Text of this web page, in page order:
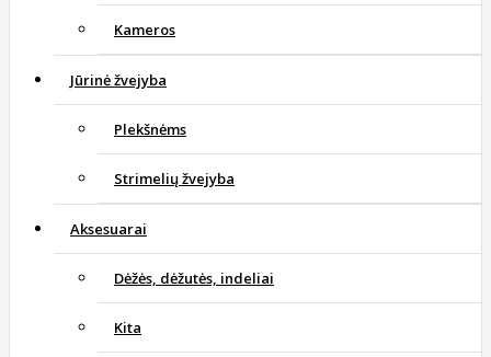
Kameros
Jūrinė žvejyba
Plekšnėms
Strimelių žvejyba
Aksesuarai
Dėžės, dėžutės, indeliai
Kita